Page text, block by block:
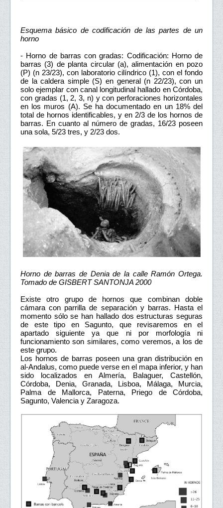
Esquema básico de codificación de las partes de un
horno
- Horno de barras con gradas: Codificación: Horno de
barras (3) de planta circular (a), alimentación en pozo
(P) (n 23/23), con laboratorio cilíndrico (1), con el fondo
de la caldera simple (S) en general (n 22/23), con un
solo ejemplar con canal longitudinal hallado en Córdoba,
con gradas (1, 2, 3, n) y con perforaciones horizontales
en los muros (A). Se ha documentado en un 18% del
total de hornos identificables, y en 2/3 de los hornos de
barras. En cuanto al número de gradas, 16/23 poseen
una sola, 5/23 tres, y 2/23 dos.
Horno de barras de Denia de la calle Ramón Ortega.
Tomado de GISBERT SANTONJA 2000
Existe otro grupo de hornos que combinan doble
cámara con parrilla de separación y barras. Hasta el
momento sólo se han hallado dos estructuras seguras
de este tipo en Sagunto, que revisaremos en el
apartado siguiente ya que ni por morfología ni
funcionamiento son similares, como veremos, a los de
este grupo.
Los hornos de barras poseen una gran distribución en
al-Andalus, como puede verse en el mapa inferior, y han
sido localizados en Almería, Balaguer, Castellón,
Córdoba, Denia, Granada, Lisboa, Málaga, Murcia,
Palma de Mallorca, Paterna, Priego de Córdoba,
Sagunto, Valencia y Zaragoza.